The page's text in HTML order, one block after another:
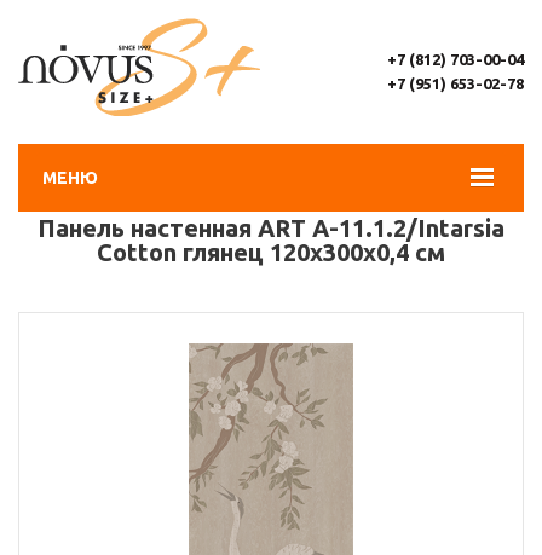
МЕНЮ
+7 (812) 703-00-04
+7 (951) 653-02-78
Панель настенная ART A-11.1.2/Intarsia
Cotton глянец 120х300x0,4 см